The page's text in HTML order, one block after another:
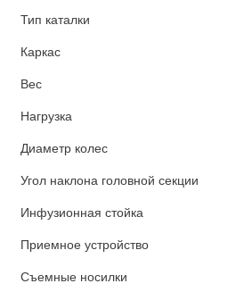
Тип каталки
Каркас
Вес
Нагрузка
Диаметр колес
Угол наклона головной секции
Инфузионная стойка
Приемное устройство
Съемные носилки